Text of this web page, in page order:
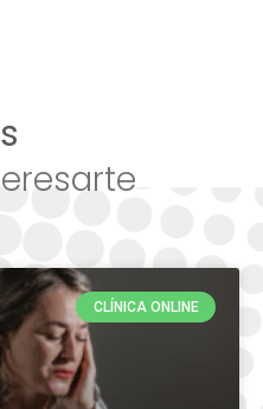
CLÍNICA ONLINE